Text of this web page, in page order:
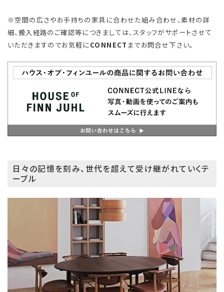
※空間の広さやお手持ちの家具に合わせた組み合わせ、素材の詳
細、搬入経路のご確認等につきましては、スタッフがサポートさせて
いただきますのでお気軽にCONNECT までお問合せ下さい。
日々の記憶を刻み、世代を超えて受け継がれていくテ
ーブル